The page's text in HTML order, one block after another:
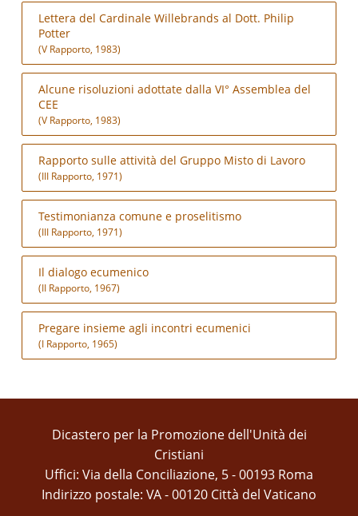
Lettera del Cardinale Willebrands al Dott. Philip
Potter
(V Rapporto, 1983)
Alcune risoluzioni adottate dalla VI° Assemblea del
CEE
(V Rapporto, 1983)
Rapporto sulle attività del Gruppo Misto di Lavoro
(III Rapporto, 1971)
Testimonianza comune e proselitismo
(III Rapporto, 1971)
Il dialogo ecumenico
(II Rapporto, 1967)
Pregare insieme agli incontri ecumenici
(I Rapporto, 1965)
Dicastero per la Promozione dell'Unità dei
Cristiani
Uffici: Via della Conciliazione, 5 - 00193 Roma
Indirizzo postale: VA - 00120 Città del Vaticano